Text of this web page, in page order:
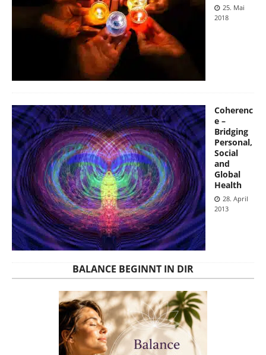
25. Mai
2018
Coherenc
e –
Bridging
Personal,
Social
and
Global
Health
28. April
2013
BALANCE BEGINNT IN DIR